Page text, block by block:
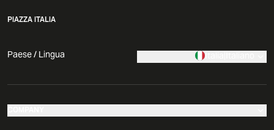
PIAZZA ITALIA
Paese / Lingua Italia|Italiano